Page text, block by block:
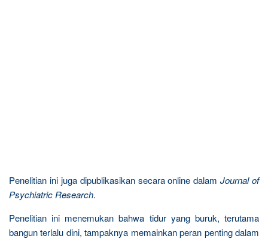
Penelitian ini juga dipublikasikan secara online dalamJournal of
Psychiatric Research.
Penelitian ini menemukan bahwa tidur yang buruk, terutama
bangun terlalu dini, tampaknya memainkan peran penting dalam